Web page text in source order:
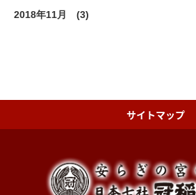
2018年11月 (3)
サイトマップ
日本七社 冠稲荷神社
ティアラグリーンパレス